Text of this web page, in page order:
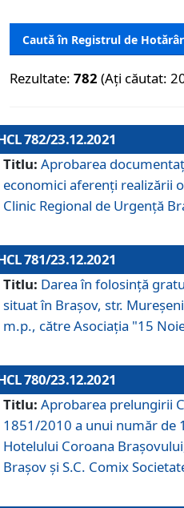
Caută în Registrul de
Rezultate: 782 (Ați căutat:
782/23.12.2021
Titlu: Aprobarea
economici aferenți realizării
Clinic Regional de Urgență
781/23.12.2021
Titlu: Darea în folosinţă
situat în Braşov, str.
m.p., către Asociaţia "15
780/23.12.2021
Titlu: Aprobarea prelungirii
1851/2010 a unui număr de
Hotelului Coroana
Braşov şi S.C. Comix